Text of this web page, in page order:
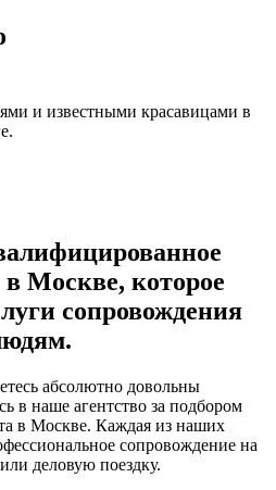
и известными красавицами в
в Москве, которое
сопровождения
абсолютно довольны
в наше агентство за подбором
в Москве. Каждая из наших
сопровождение на
деловую поездку.